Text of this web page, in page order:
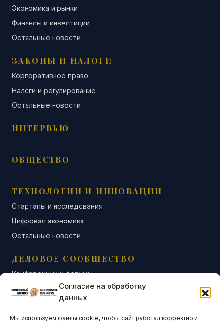
Согласие на обработку
данных
Мы используем файлы cookie, чтобы сайт работал корректно и
Экономика и рынки
Финансы и инвестиции
Остальные новости
ЗАКОНЫ И НАЛОГИ
Корпоративное право
Налоги и регулирование
Остальные новости
ИНТЕРВЬЮ
ОБЩЕСТВО
ТЕХНОЛОГИИ И ИННОВАЦИИ
Стартапы и исследования
Цифровая экономика
Остальные новости
ДЕЛОВОЕ СООБЩЕСТВО
Конференции и форумы
Бизнес-клубы и ассоциации
Остальные новости